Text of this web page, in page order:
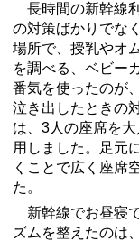
長時間の新幹線
の対策ばかりでな
場所で、授乳やオ
を調べる、ベビー
番気を使ったのが
泣き出したときの
は、 3人の座席を大
用しました。足元
くことで広く座席
た。
新幹線でお昼寝
ズムを整えたのは